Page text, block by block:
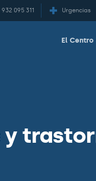
932 095 311 Urgencias
El Centro